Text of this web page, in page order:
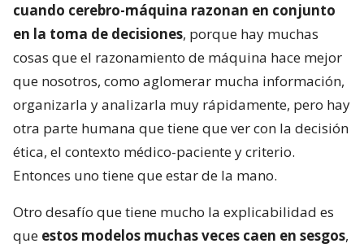
cuando cerebro-máquina razonan en conjunto
en la toma de decisiones, porque hay muchas
cosas que el razonamiento de máquina hace mejor
que nosotros, como aglomerar mucha información,
organizarla y analizarla muy rápidamente, pero hay
otra parte humana que tiene que ver con la decisión
ética, el contexto médico-paciente y criterio.
Entonces uno tiene que estar de la mano.
Otro desafío que tiene mucho la explicabilidad es
que estos modelos muchas veces caen en sesgos,